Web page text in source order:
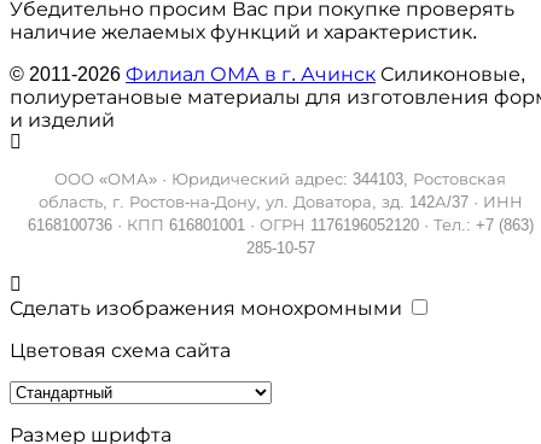
Убедительно просим Вас при покупке проверять
наличие желаемых функций и характеристик.
© 2011-2026 Филиал ОМА в г. Ачинск Силиконовые,
полиуретановые материалы для изготовления
и изделий
ООО «ОМА» · Юридический адрес: 344103, Ростовская
область, г. Ростов-на-Дону, ул. Доватора, зд. 142А/37 · ИНН
6168100736 · КПП 616801001 · ОГРН 1176196052120 · Тел.: +7 (863)
285-10-57
Сделать изображения монохромными
Цветовая схема сайта
Размер шрифта